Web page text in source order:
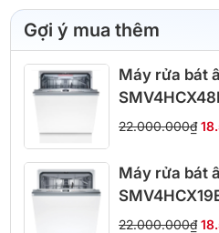
Gợi ý mua thêm
Máy rửa bát
22.000.000₫
Máy rửa bát
22.000.000₫